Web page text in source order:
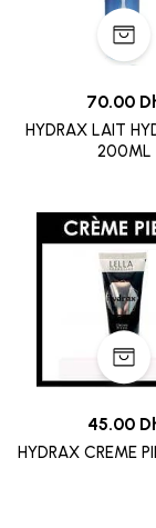
70.00
HYDRAX LAIT
200ML
45.00
HYDRAX CREME